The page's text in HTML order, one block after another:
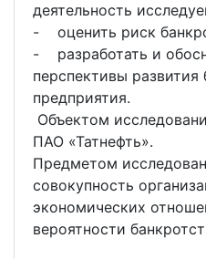
деятельность
- оценить риск
- разработать и
перспективы развития
предприятия.
Объектом
ПАО «Татнефть».
Предметом
совокупность
экономических
вероятности